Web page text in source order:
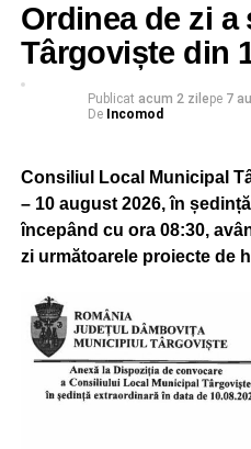
istoric din apropierea
VIDEO
Ordinea de zi a
Târgoviște din
Publicat acum 2 zilepe 7
De Incomod
Consiliul Local Municipal
– 10 august 2026, în
începând cu ora 08:30,
zi următoarele proiecte de